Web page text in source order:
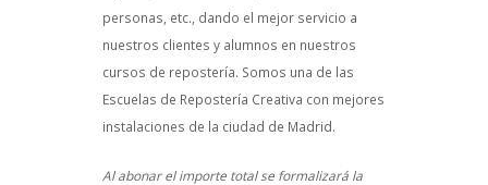
personas, etc., dando el mejor servicio a
nuestros clientes y alumnos en nuestros
cursos de repostería. Somos una de las
Escuelas de Repostería Creativa con mejores
instalaciones de la ciudad de Madrid.
Al abonar el importe total se formalizará la